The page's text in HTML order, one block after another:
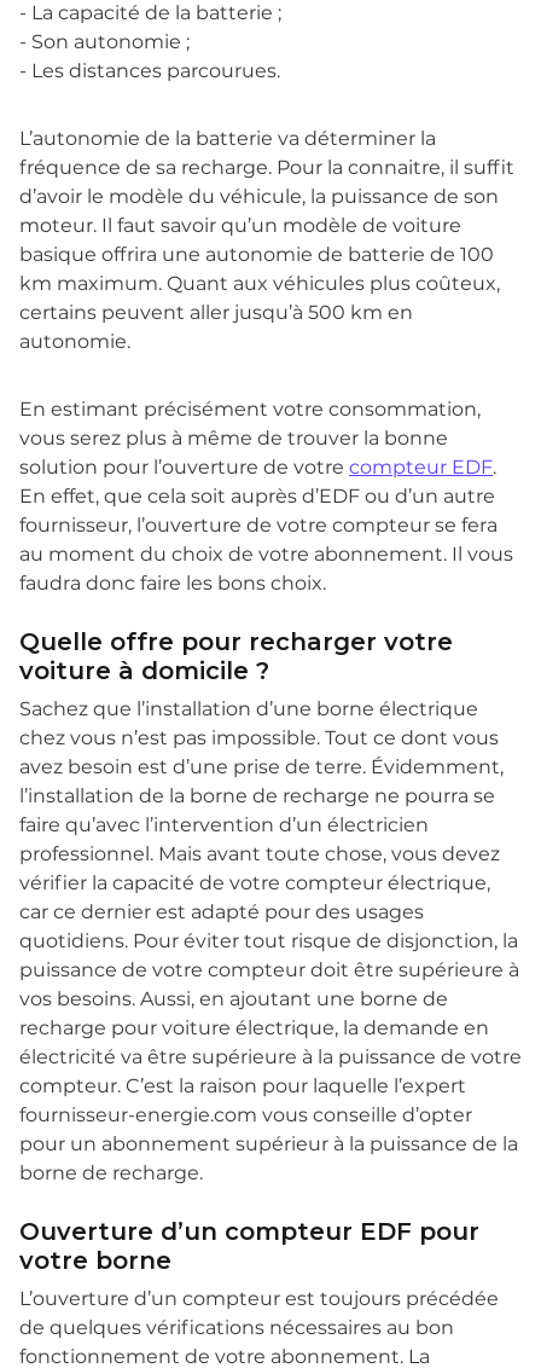
- La capacité de la batterie ;
- Son autonomie ;
- Les distances parcourues.
L’autonomie de la batterie va déterminer la
fréquence de sa recharge. Pour la connaitre, il suffit
d’avoir le modèle du véhicule, la puissance de son
moteur. Il faut savoir qu’un modèle de voiture
basique offrira une autonomie de batterie de 100
km maximum. Quant aux véhicules plus coûteux,
certains peuvent aller jusqu’à 500 km en
autonomie.
En estimant précisément votre consommation,
vous serez plus à même de trouver la bonne
solution pour l’ouverture de votre compteur EDF.
En effet, que cela soit auprès d’EDF ou d’un autre
fournisseur, l’ouverture de votre compteur se fera
au moment du choix de votre abonnement. Il vous
faudra donc faire les bons choix.
Quelle offre pour recharger votre
voiture à domicile ?
Sachez que l’installation d’une borne électrique
chez vous n’est pas impossible. Tout ce dont vous
avez besoin est d’une prise de terre. Évidemment,
l’installation de la borne de recharge ne pourra se
faire qu’avec l’intervention d’un électricien
professionnel. Mais avant toute chose, vous devez
vérifier la capacité de votre compteur électrique,
car ce dernier est adapté pour des usages
quotidiens. Pour éviter tout risque de disjonction, la
puissance de votre compteur doit être supérieure à
vos besoins. Aussi, en ajoutant une borne de
recharge pour voiture électrique, la demande en
électricité va être supérieure à la puissance de votre
compteur. C’est la raison pour laquelle l’expert
fournisseur-energie.com vous conseille d’opter
pour un abonnement supérieur à la puissance de la
borne de recharge.
Ouverture d’un compteur EDF pour
votre borne
L’ouverture d’un compteur est toujours précédée
de quelques vérifications nécessaires au bon
fonctionnement de votre abonnement. La